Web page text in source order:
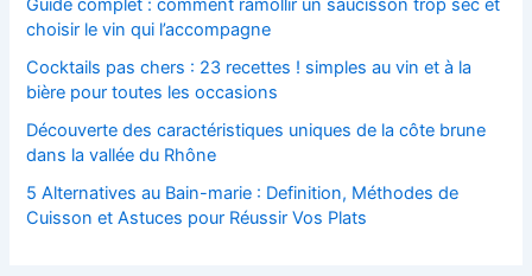
Guide complet : comment ramollir un saucisson trop sec et
choisir le vin qui l’accompagne
Cocktails pas chers : 23 recettes ! simples au vin et à la
bière pour toutes les occasions
Découverte des caractéristiques uniques de la côte brune
dans la vallée du Rhône
5 Alternatives au Bain-marie : Definition, Méthodes de
Cuisson et Astuces pour Réussir Vos Plats